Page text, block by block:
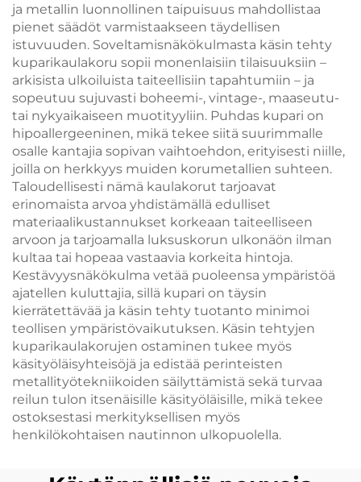
ja metallin luonnollinen taipuisuus mahdollistaa
pienet säädöt varmistaakseen täydellisen
istuvuuden. Soveltamisnäkökulmasta käsin tehty
kuparikaulakoru sopii monenlaisiin tilaisuuksiin –
arkisista ulkoiluista taiteellisiin tapahtumiin – ja
sopeutuu sujuvasti boheemi-, vintage-, maaseutu-
tai nykyaikaiseen muotityyliin. Puhdas kupari on
hipoallergeeninen, mikä tekee siitä suurimmalle
osalle kantajia sopivan vaihtoehdon, erityisesti niille,
joilla on herkkyys muiden korumetallien suhteen.
Taloudellisesti nämä kaulakorut tarjoavat
erinomaista arvoa yhdistämällä edulliset
materiaalikustannukset korkeaan taiteelliseen
arvoon ja tarjoamalla luksuskorun ulkonäön ilman
kultaa tai hopeaa vastaavia korkeita hintoja.
Kestävyysnäkökulma vetää puoleensa ympäristöä
ajatellen kuluttajia, sillä kupari on täysin
kierrätettävää ja käsin tehty tuotanto minimoi
teollisen ympäristövaikutuksen. Käsin tehtyjen
kuparikaulakorujen ostaminen tukee myös
käsityöläisyhteisöjä ja edistää perinteisten
metallityötekniikoiden säilyttämistä sekä turvaa
reilun tulon itsenäisille käsityöläisille, mikä tekee
ostoksestasi merkityksellisen myös
henkilökohtaisen nautinnon ulkopuolella.